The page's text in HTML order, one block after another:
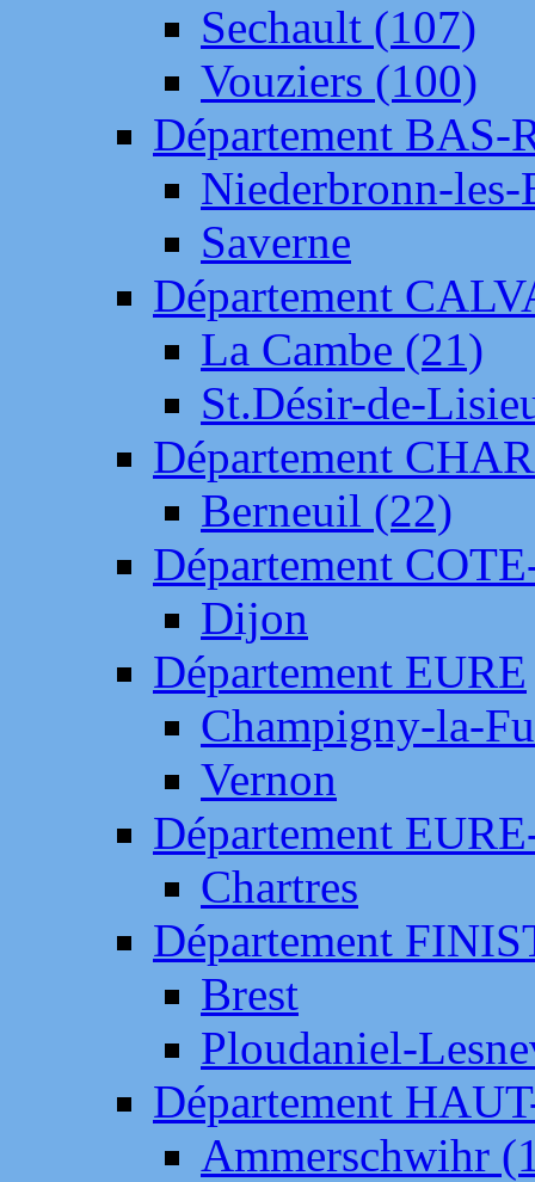
Sechault (107)
Vouziers (100)
Département BAS-
Niederbronn-
Saverne
Département
La Cambe (21)
St.Désir-de-
Département
Berneuil (22)
Département
Dijon
Département EURE
Champigny-la-
Vernon
Département
Chartres
Département
Brest
Ploudaniel-
Département
Ammerschwihr